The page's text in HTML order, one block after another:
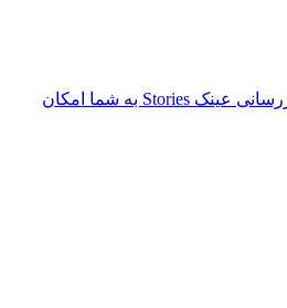
عینک‌ Meta و عینک Ray Ban Stories به تازگی آخرین به‌روزرسانی نرم‌افزاری خود را دریافت کرده‌اند که قابلیت‌های صوتی محصول آنها را افزایش می‌دهد. جدیدترین به‌روزرسانی عینک Stories به شما امکان